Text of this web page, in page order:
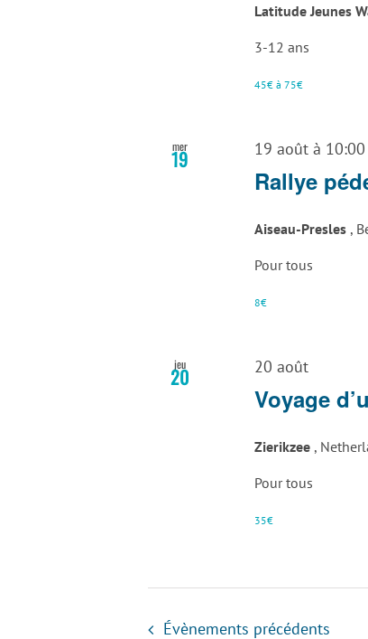
Latitude Jeunes
3-12 ans
45€ à 75€
mer
19 19 août à 10:00
Rallye
Aiseau-Presles ,
Pour tous
8€
jeu
20 20 août
Voyage
Zierikzee ,
Pour tous
35€
Évènements précédents